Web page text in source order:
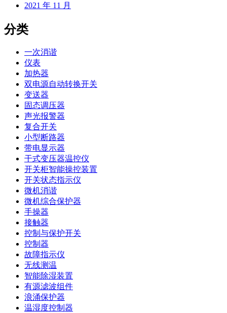
2021 年 11 月
分类
一次消谐
仪表
加热器
双电源自动转换开关
变送器
固态调压器
声光报警器
复合开关
小型断路器
带电显示器
干式变压器温控仪
开关柜智能操控装置
开关状态指示仪
微机消谐
微机综合保护器
手操器
接触器
控制与保护开关
控制器
故障指示仪
无线测温
智能除湿装置
有源滤波组件
浪涌保护器
温湿度控制器